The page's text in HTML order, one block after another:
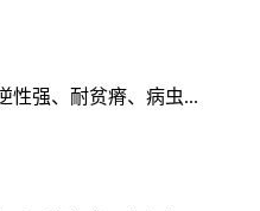
性强、耐贫瘠、病虫...